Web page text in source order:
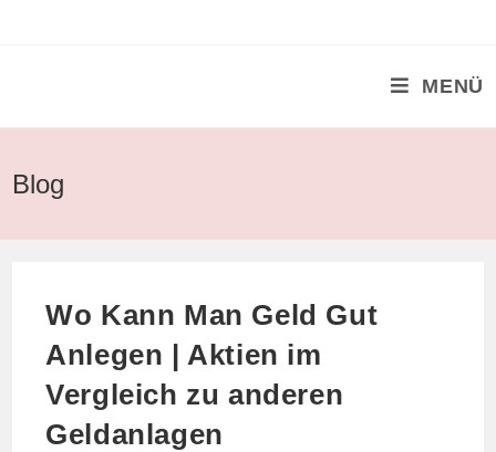
MENÜ
Blog
Wo Kann Man Geld Gut
Anlegen | Aktien im
Vergleich zu anderen
Geldanlagen